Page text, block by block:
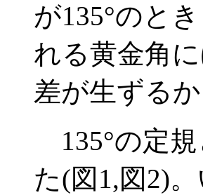
が135°のと
れる黄金角
差が生ずる
135°の定規
た(図1,図2)